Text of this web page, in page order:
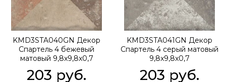
KMD3STA040GN Декор
Спартель 4 бежевый
матовый 9,8x9,8x0,7
203 руб.
KMD3STA041GN Декор
Спартель 4 серый матовый
9,8x9,8x0,7
203 руб.